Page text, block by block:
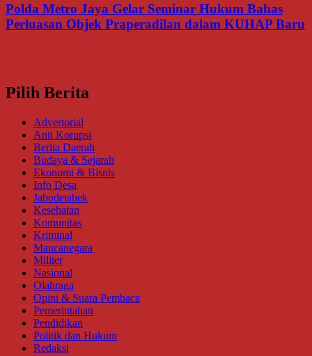
Polda Metro Jaya Gelar Seminar Hukum Bahas
Perluasan Objek Praperadilan dalam KUHAP Baru
Pilih Berita
Advertorial
Anti Korupsi
Berita Daerah
Budaya & Sejarah
Ekonomi & Bisnis
Info Desa
Jabodetabek
Kesehatan
Komunitas
Kriminal
Mancanegara
Militer
Nasional
Olahraga
Opini & Suara Pembaca
Pemerintahan
Pendidikan
Politik dan Hukum
Redaksi